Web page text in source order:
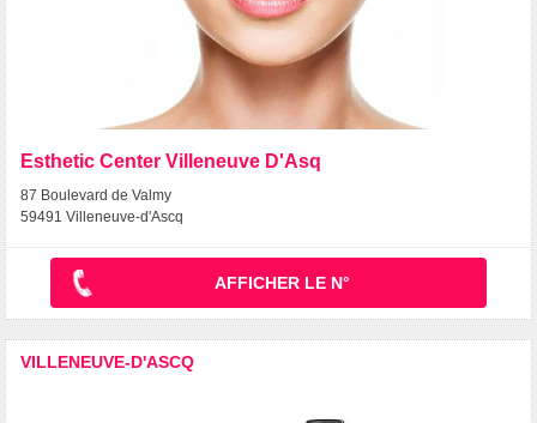
Esthetic Center Villeneuve D'Asq
87 Boulevard de Valmy
59491 Villeneuve-d'Ascq
AFFICHER LE N°
VILLENEUVE-D'ASCQ